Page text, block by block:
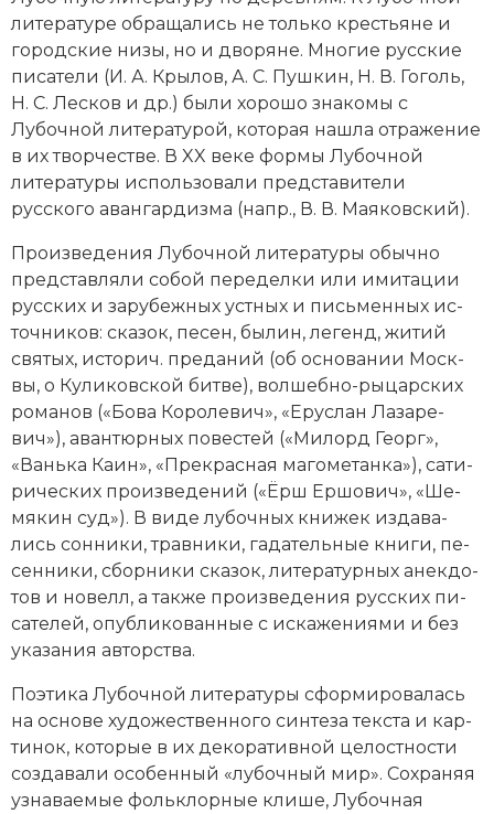
Новая история
Новейшая история
Нумизматика
Образование
Общественные объединения и организации
Политическая история
Революции и народные движения
Религия и церковь
Россия
Северная Америка
Социально-экономическая история
Специальные исторические дисциплины
СССР
Южная Америка
литературе об­ра­ща­лись не толь­ко кре­сть­я­не и
городские ни­зы, но и дво­ря­не. Мно­гие русские
пи­са­те­ли (И. А. Кры­лов, А. С. Пуш­кин, Н. В. Го­голь,
Н. С. Лес­ков и др.) бы­ли хо­ро­шо зна­ко­мы с
Лубочной литературой, ко­то­рая на­шла от­ра­же­ние
в их твор­че­ст­ве. В XX веке фор­мы Лубочной
литературы ис­поль­зо­ва­ли пред­ста­ви­те­ли
русского аван­гар­диз­ма (напр., В. В. Мая­ков­ский).
Про­из­ве­де­ния Лубочной литературы обыч­но
пред­став­ля­ли со­бой пе­ре­дел­ки или ими­та­ции
рус­ских и за­ру­беж­ных уст­ных и письменных ис­
точ­ни­ков: ска­зок, пе­сен, бы­лин, ле­генд, жи­тий
свя­тых, ис­то­рич. пре­да­ний (об ос­но­ва­нии Мо­ск­
вы, о Ку­ли­ков­ской бит­ве), вол­шеб­но-ры­цар­ских
ро­ма­нов («Бо­ва Ко­ро­ле­вич», «Ерус­лан Ла­за­ре­
вич»), аван­тюр­ных по­вес­тей («Ми­лорд Ге­орг»,
«Вань­ка Ка­ин», «Пре­крас­ная ма­го­ме­тан­ка»), са­ти­
рических про­из­ве­де­ний («Ёрш Ер­шо­вич», «Ше­
мя­кин суд»). В ви­де лу­боч­ных кни­жек из­да­ва­
лись сон­ни­ки, трав­ни­ки, га­да­тель­ные кни­ги, пе­
сен­ни­ки, сборники ска­зок, литературных анек­до­
тов и но­велл, а так­же про­из­ве­де­ния русских пи­
са­те­лей, опуб­ли­ко­ван­ные с ис­ка­же­ния­ми и без
ука­за­ния ав­тор­ст­ва.
По­эти­ка Лубочной литературы сфор­ми­ро­ва­лась
на ос­но­ве ху­дожественного син­те­за тек­ста и кар­
ти­нок, ко­то­рые в их де­ко­ра­тив­ной це­ло­ст­но­сти
соз­да­ва­ли осо­бен­ный «лу­боч­ный мир». Со­хра­няя
уз­на­вае­мые фольк­лор­ные кли­ше, Лубочная